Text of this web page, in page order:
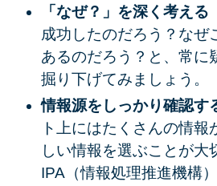
「なぜ？」を深く考える
成功したのだろう？なぜ
あるのだろう？と、常に
掘り下げてみましょう。
情報源をしっかり確認
ト上にはたくさんの情報
しい情報を選ぶことが大
IPA（情報処理推進機構